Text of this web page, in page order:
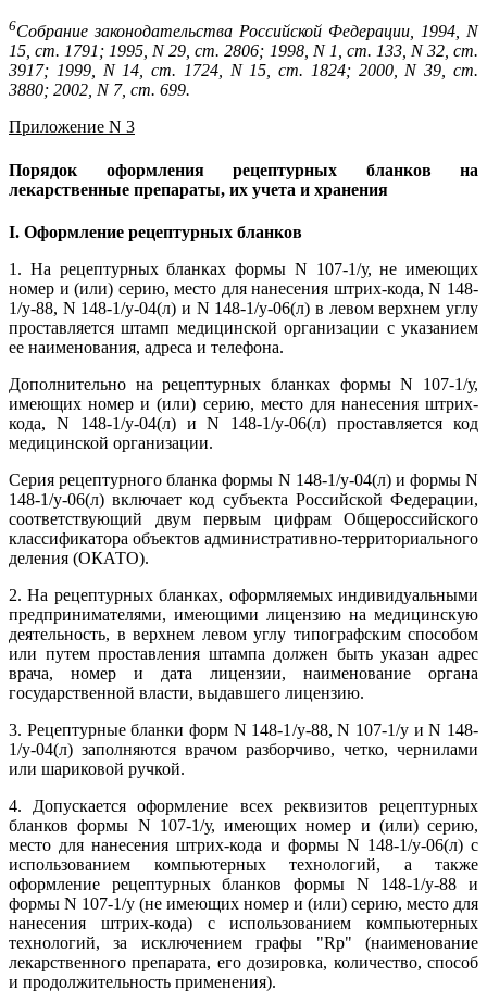
6Собрание законодательства Российской Федерации, 1994, N
15, ст. 1791; 1995, N 29, ст. 2806; 1998, N 1, ст. 133, N 32, ст.
3917; 1999, N 14, ст. 1724, N 15, ст. 1824; 2000, N 39, ст.
3880; 2002, N 7, ст. 699.
Приложение N 3
Порядок оформления рецептурных бланков на
лекарственные препараты, их учета и хранения
I. Оформление рецептурных бланков
1. На рецептурных бланках формы N 107-1/у, не имеющих
номер и (или) серию, место для нанесения штрих-кода, N 148-
1/у-88, N 148-1/у-04(л) и N 148-1/у-06(л) в левом верхнем углу
проставляется штамп медицинской организации с указанием
ее наименования, адреса и телефона.
Дополнительно на рецептурных бланках формы N 107-1/у,
имеющих номер и (или) серию, место для нанесения штрих-
кода, N 148-1/у-04(л) и N 148-1/у-06(л) проставляется код
медицинской организации.
Серия рецептурного бланка формы N 148-1/у-04(л) и формы N
148-1/у-06(л) включает код субъекта Российской Федерации,
соответствующий двум первым цифрам Общероссийского
классификатора объектов административно-территориального
деления (ОКАТО).
2. На рецептурных бланках, оформляемых индивидуальными
предпринимателями, имеющими лицензию на медицинскую
деятельность, в верхнем левом углу типографским способом
или путем проставления штампа должен быть указан адрес
врача, номер и дата лицензии, наименование органа
государственной власти, выдавшего лицензию.
3. Рецептурные бланки форм N 148-1/у-88, N 107-1/у и N 148-
1/у-04(л) заполняются врачом разборчиво, четко, чернилами
или шариковой ручкой.
4. Допускается оформление всех реквизитов рецептурных
бланков формы N 107-1/у, имеющих номер и (или) серию,
место для нанесения штрих-кода и формы N 148-1/у-06(л) с
использованием компьютерных технологий, а также
оформление рецептурных бланков формы N 148-1/у-88 и
формы N 107-1/у (не имеющих номер и (или) серию, место для
нанесения штрих-кода) с использованием компьютерных
технологий, за исключением графы "Rp" (наименование
лекарственного препарата, его дозировка, количество, способ
и продолжительность применения).